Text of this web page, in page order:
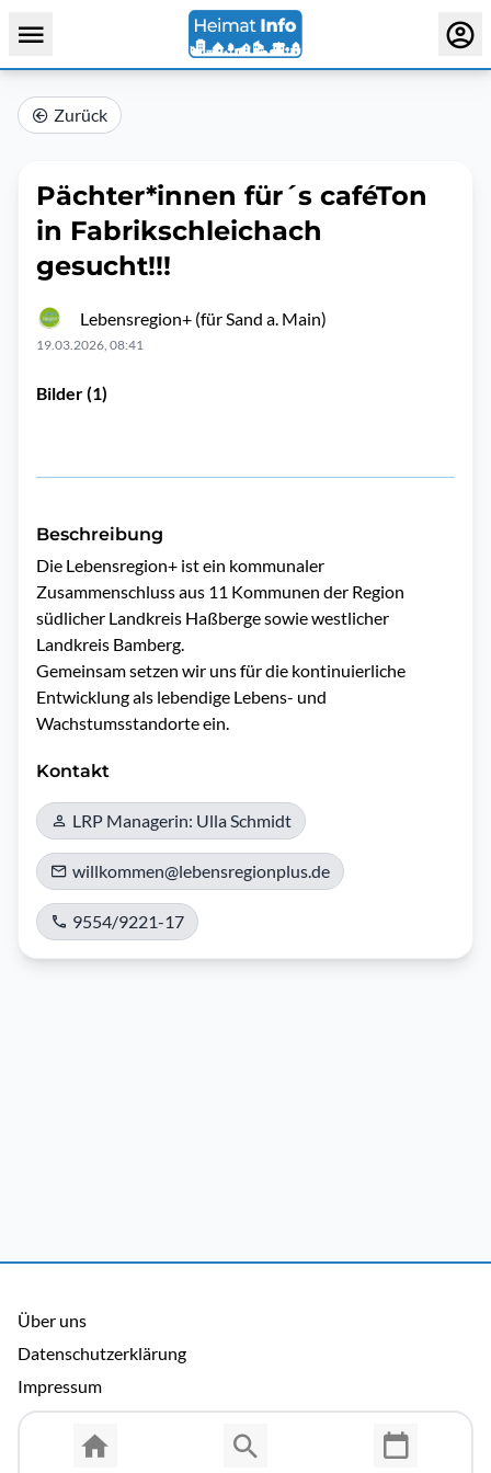
Zurück
Pächter*innen für´s caféTon
in Fabrikschleichach
gesucht!!!
Lebensregion+ (für Sand a. Main)
19.03.2026, 08:41
Bilder (1)
Beschreibung
Die Lebensregion+ ist ein kommunaler
Zusammenschluss aus 11 Kommunen der Region
südlicher Landkreis Haßberge sowie westlicher
Landkreis Bamberg.
Gemeinsam setzen wir uns für die kontinuierliche
Entwicklung als lebendige Lebens- und
Wachstumsstandorte ein.
Kontakt
LRP Managerin: Ulla Schmidt
willkommen@lebensregionplus.de
9554/9221-17
Über uns
Datenschutzerklärung
Impressum
Allgemeine Nutzungsbedingungen